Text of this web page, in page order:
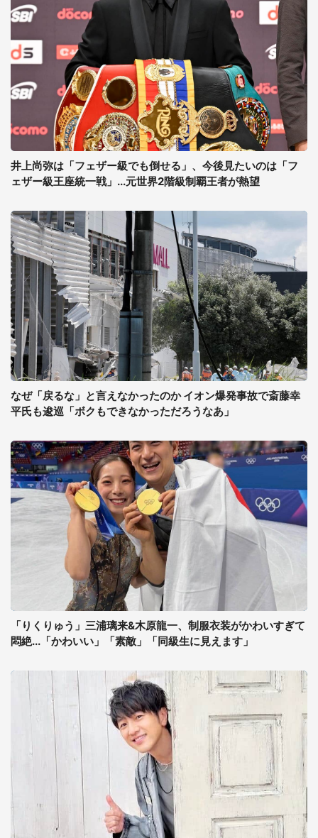
井上尚弥は「フェザー級でも倒せる」、今後見たいのは「フ
ェザー級王座統一戦」...元世界2階級制覇王者が熱望
なぜ「戻るな」と言えなかったのか イオン爆発事故で斎藤幸
平氏も逡巡「ボクもできなかっただろうなあ」
「りくりゅう」三浦璃来&木原龍一、制服衣装がかわいすぎて
悶絶...「かわいい」「素敵」「同級生に見えます」